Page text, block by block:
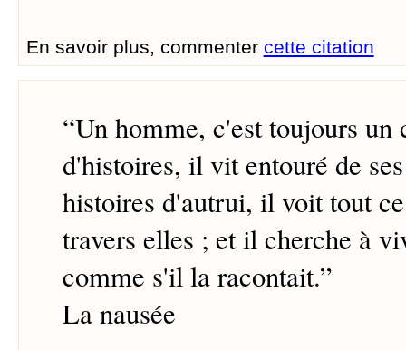
En savoir plus, commenter cette citation
“Un homme, c'est toujours un
d'histoires, il vit entouré de
histoires d'autrui, il voit tout
travers elles ; et il cherche à
comme s'il la racontait.”
La nausée